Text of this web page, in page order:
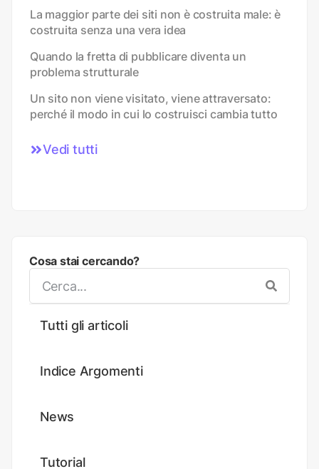
La maggior parte dei siti non è costruita male: è
costruita senza una vera idea
Quando la fretta di pubblicare diventa un
problema strutturale
Un sito non viene visitato, viene attraversato:
perché il modo in cui lo costruisci cambia tutto
Vedi tutti
Cosa stai cercando?
Tutti gli articoli
Indice Argomenti
News
Tutorial